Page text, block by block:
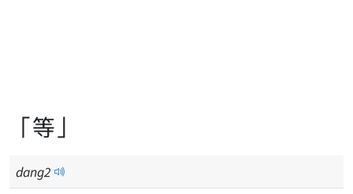
「等」
dang2